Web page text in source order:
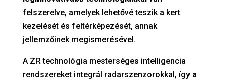
felszerelve, amelyek lehetővé teszik a kert
kezelését és feltérképezését, annak
jellemzőinek megismerésével.
A ZR technológia mesterséges intelligencia
rendszereket integrál radarszenzorokkal, így a